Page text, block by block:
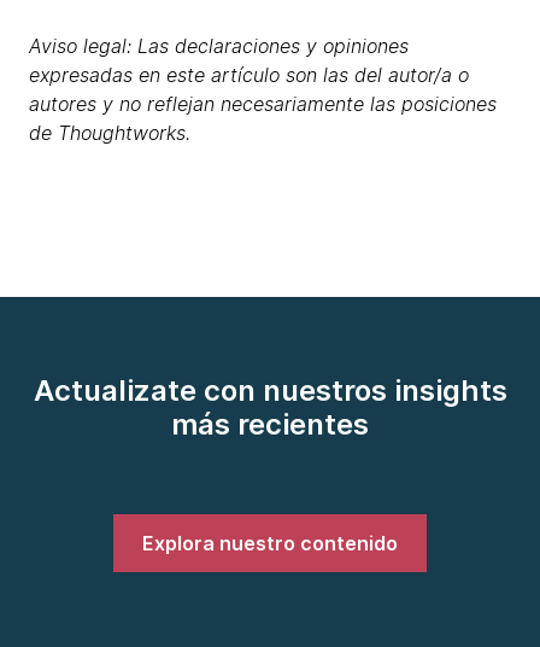
Aviso legal: Las declaraciones y opiniones
expresadas en este artículo son las del autor/a o
autores y no reflejan necesariamente las posiciones
de Thoughtworks.
Actualizate con nuestros insights
más recientes
Explora nuestro contenido